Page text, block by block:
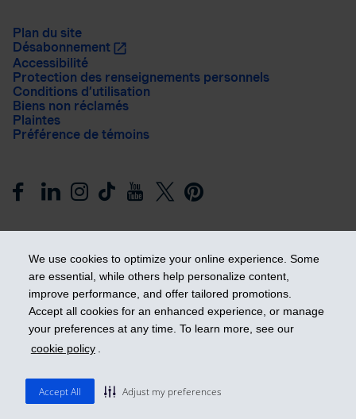
We use cookies to optimize your online experience. Some
are essential, while others help personalize content,
improve performance, and offer tailored promotions.
Accept all cookies for an enhanced experience, or manage
your preferences at any time. To learn more, see our
cookie policy .
Accept All Adjust my preferences
Plan du site
Désabonnement
Accessibilité
Protection des renseignements personnels
Conditions d’utilisation
Biens non réclamés
Plaintes
Préférence de témoins
Prendre les devants